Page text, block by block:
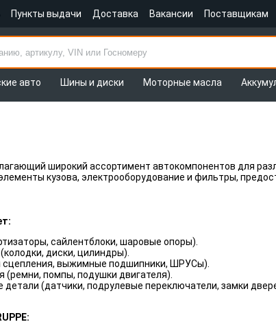
Пункты выдачи Доставка Вакансии Поставщикам
авто Шины и диски Моторные масла
широкий ассортимент автокомпонентов для
кузова, электрооборудование и фильтры,
сайлентблоки, шаровые опоры).
диски, цилиндры).
сцепления, выжимные подшипники, ШРУСы).
помпы, подушки двигателя).
(датчики, подрулевые переключатели, замки